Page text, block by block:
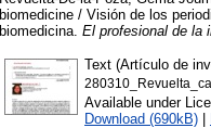
biomedicine / Visión de los
biomedicina. El profesional de la
Text (Artículo de
Available under
Download (690kB) |